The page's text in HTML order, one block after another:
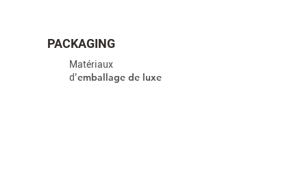
PACKAGING
Matériaux
d’emballage de luxe